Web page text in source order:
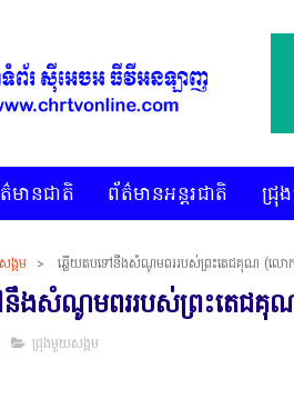
មានជាតិ ព័ត៌មានអន្តរជាតិ ជ្រុ
ង្គម > ឆ្លើយតបទៅនឹងសំណូមពររបស់ព្រះតេជគុណ (ល
នឹងសំណូមពររបស់ព្រះតេជ
ជ្រុងមួយសង្គម